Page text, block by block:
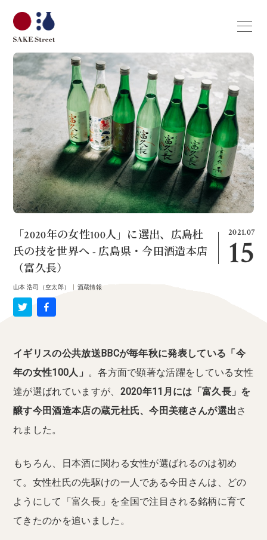
2021.07
15
「2020年の女性100人」に選出、広島杜
氏の技を世界へ - 広島県・今田酒造本店
（富久長）
山本 浩司（空太郎） 酒蔵情報
イギリスの公共放送BBCが毎年秋に発表している「今
年の女性100人」 。各方面で顕著な活躍をしている女性
達が選ばれていますが、 2020年11月には「富久長」を
醸す今田酒造本店の蔵元杜氏、今田美穂さんが選出さ
れました。
もちろん、日本酒に関わる女性が選ばれるのは初め
て。女性杜氏の先駆けの一人である今田さんは、どの
ようにして「富久長」を全国で注目される銘柄に育て
てきたのかを追いました。